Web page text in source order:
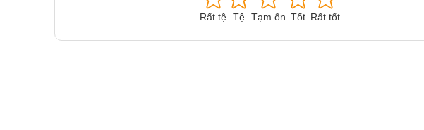
Rất tệ Tệ Tạm ổn Tốt Rất tốt